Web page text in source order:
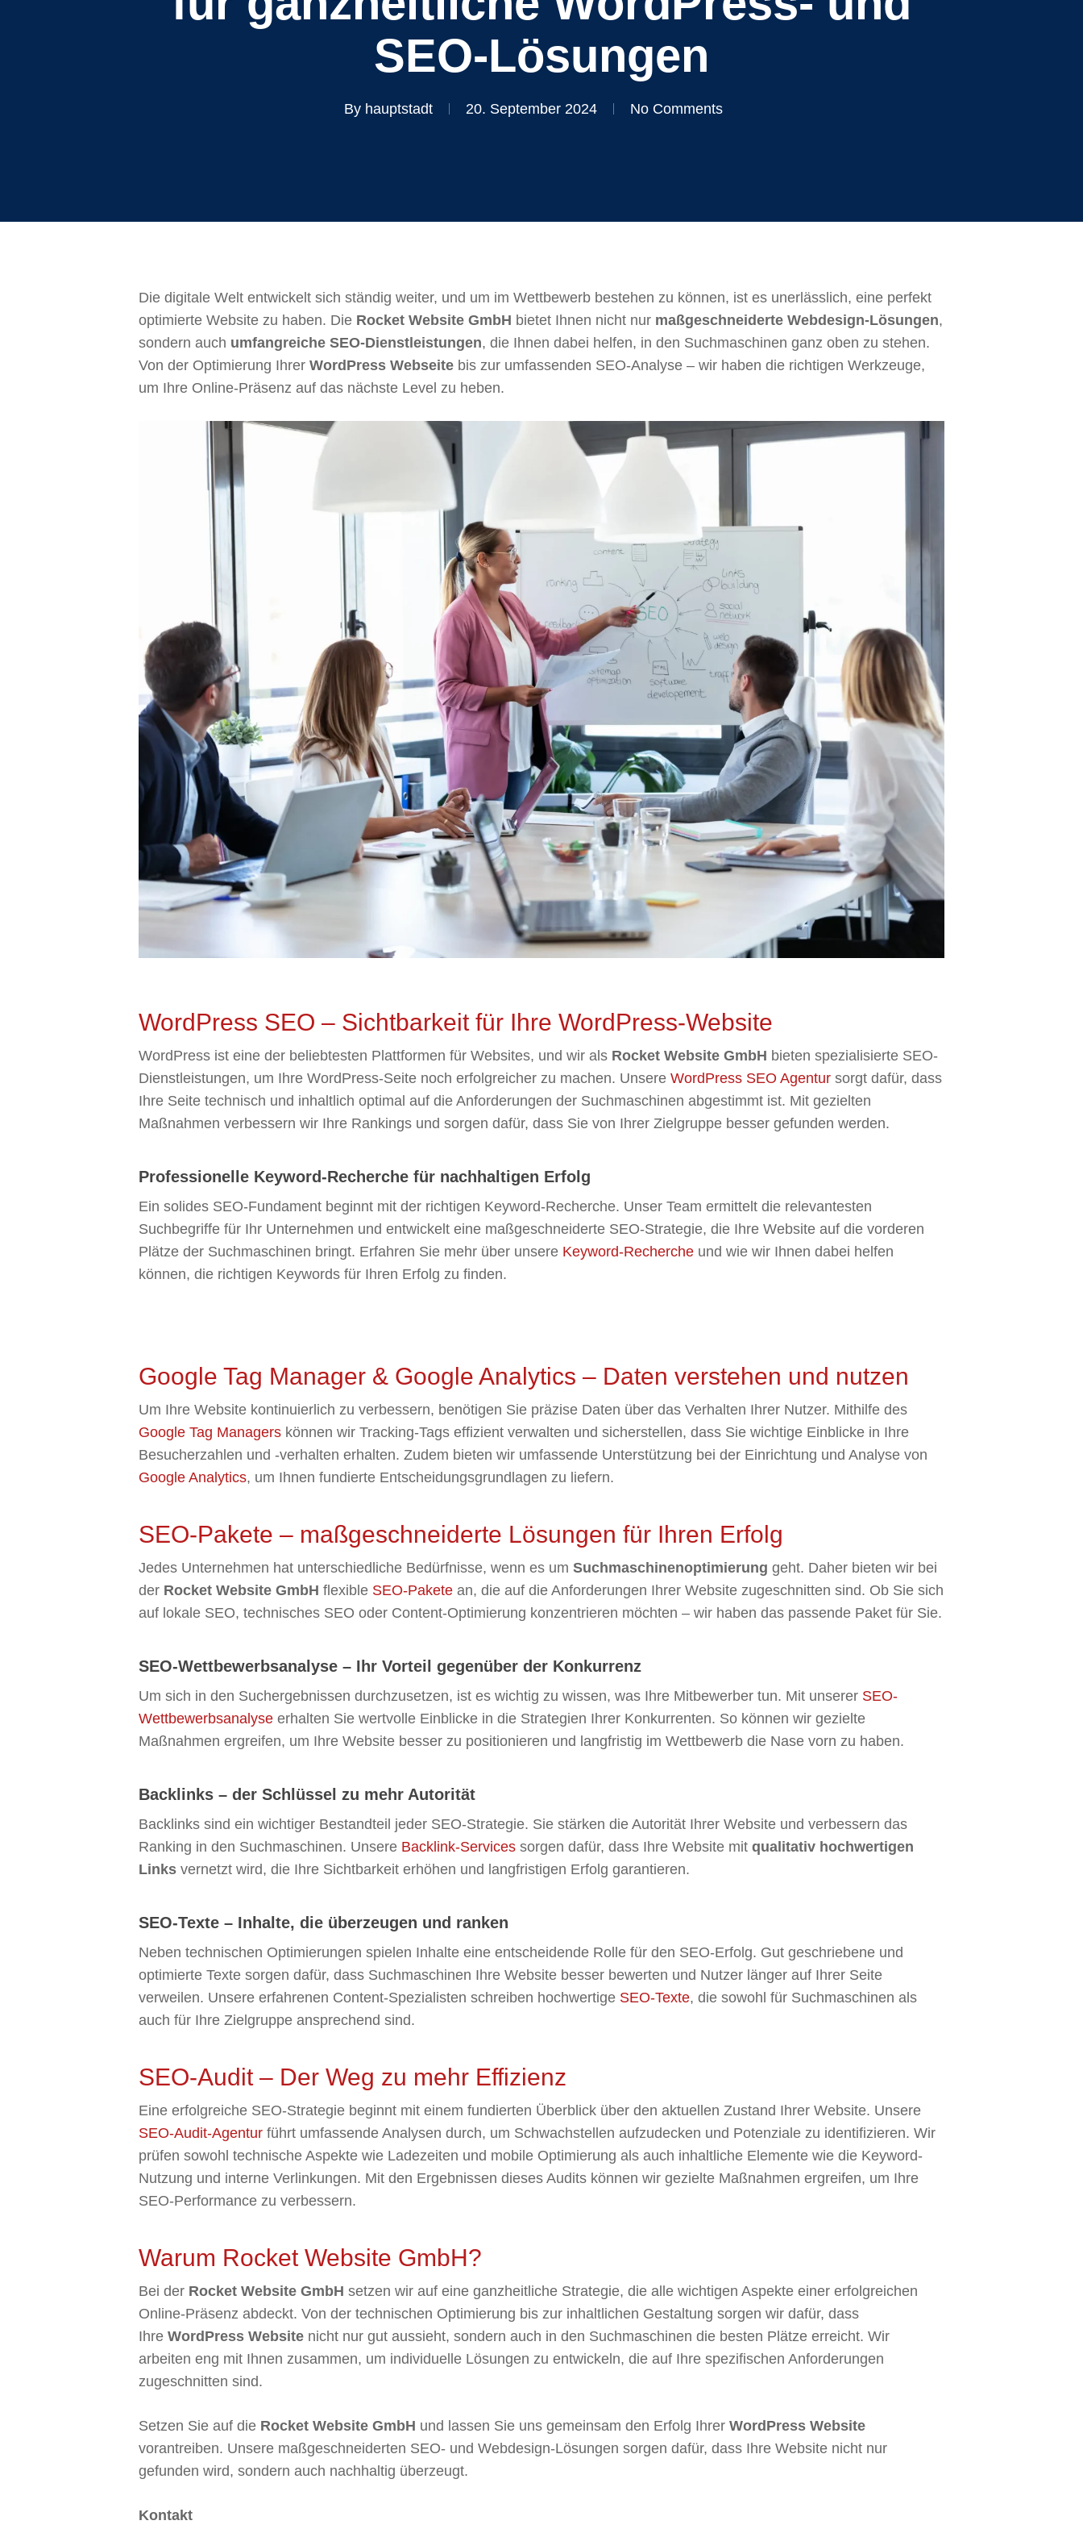
SEO-Lösungen
By hauptstadt 20. September 2024 No Comments
Die digitale Welt entwickelt sich ständig weiter, und um im Wettbewerb bestehen zu können, ist es unerlässlich, eine perfekt
optimierte Website zu haben. Die Rocket Website GmbH bietet Ihnen nicht nur maßgeschneiderte Webdesign-Lösungen,
sondern auch umfangreiche SEO-Dienstleistungen, die Ihnen dabei helfen, in den Suchmaschinen ganz oben zu stehen.
Von der Optimierung IhrerWordPress Webseite bis zur umfassenden SEO-Analyse – wir haben die richtigen Werkzeuge,
um Ihre Online-Präsenz auf das nächste Level zu heben.
WordPress SEO – Sichtbarkeit für Ihre WordPress-Website
WordPress ist eine der beliebtesten Plattformen für Websites, und wir als Rocket Website GmbH bieten spezialisierte SEO-
Dienstleistungen, um Ihre WordPress-Seite noch erfolgreicher zu machen. UnsereWordPress SEO Agentur sorgt dafür, dass
Ihre Seite technisch und inhaltlich optimal auf die Anforderungen der Suchmaschinen abgestimmt ist. Mit gezielten
Maßnahmen verbessern wir Ihre Rankings und sorgen dafür, dass Sie von Ihrer Zielgruppe besser gefunden werden.
Professionelle Keyword-Recherche für nachhaltigen Erfolg
Ein solides SEO-Fundament beginnt mit der richtigen Keyword-Recherche. Unser Team ermittelt die relevantesten
Suchbegriffe für Ihr Unternehmen und entwickelt eine maßgeschneiderte SEO-Strategie, die Ihre Website auf die vorderen
Plätze der Suchmaschinen bringt. Erfahren Sie mehr über unsere Keyword-Recherche und wie wir Ihnen dabei helfen
können, die richtigen Keywords für Ihren Erfolg zu finden.
Google Tag Manager & Google Analytics – Daten verstehen und nutzen
Um Ihre Website kontinuierlich zu verbessern, benötigen Sie präzise Daten über das Verhalten Ihrer Nutzer. Mithilfe des
Google Tag Managers können wir Tracking-Tags effizient verwalten und sicherstellen, dass Sie wichtige Einblicke in Ihre
Besucherzahlen und -verhalten erhalten. Zudem bieten wir umfassende Unterstützung bei der Einrichtung und Analyse von
Google Analytics, um Ihnen fundierte Entscheidungsgrundlagen zu liefern.
SEO-Pakete – maßgeschneiderte Lösungen für Ihren Erfolg
Jedes Unternehmen hat unterschiedliche Bedürfnisse, wenn es umSuchmaschinenoptimierung geht. Daher bieten wir bei
der Rocket Website GmbH flexible SEO-Pakete an, die auf die Anforderungen Ihrer Website zugeschnitten sind. Ob Sie sich
auf lokale SEO, technisches SEO oder Content-Optimierung konzentrieren möchten – wir haben das passende Paket für Sie.
SEO-Wettbewerbsanalyse – Ihr Vorteil gegenüber der Konkurrenz
Um sich in den Suchergebnissen durchzusetzen, ist es wichtig zu wissen, was Ihre Mitbewerber tun. Mit unserer SEO-
Wettbewerbsanalyse erhalten Sie wertvolle Einblicke in die Strategien Ihrer Konkurrenten. So können wir gezielte
Maßnahmen ergreifen, um Ihre Website besser zu positionieren und langfristig im Wettbewerb die Nase vorn zu haben.
Backlinks – der Schlüssel zu mehr Autorität
Backlinks sind ein wichtiger Bestandteil jeder SEO-Strategie. Sie stärken die Autorität Ihrer Website und verbessern das
Ranking in den Suchmaschinen. Unsere Backlink-Services sorgen dafür, dass Ihre Website mitqualitativ hochwertigen
Links vernetzt wird, die Ihre Sichtbarkeit erhöhen und langfristigen Erfolg garantieren.
SEO-Texte – Inhalte, die überzeugen und ranken
Neben technischen Optimierungen spielen Inhalte eine entscheidende Rolle für den SEO-Erfolg. Gut geschriebene und
optimierte Texte sorgen dafür, dass Suchmaschinen Ihre Website besser bewerten und Nutzer länger auf Ihrer Seite
verweilen. Unsere erfahrenen Content-Spezialisten schreiben hochwertige SEO-Texte, die sowohl für Suchmaschinen als
auch für Ihre Zielgruppe ansprechend sind.
SEO-Audit – Der Weg zu mehr Effizienz
Eine erfolgreiche SEO-Strategie beginnt mit einem fundierten Überblick über den aktuellen Zustand Ihrer Website. Unsere
SEO-Audit-Agentur führt umfassende Analysen durch, um Schwachstellen aufzudecken und Potenziale zu identifizieren. Wir
prüfen sowohl technische Aspekte wie Ladezeiten und mobile Optimierung als auch inhaltliche Elemente wie die Keyword-
Nutzung und interne Verlinkungen. Mit den Ergebnissen dieses Audits können wir gezielte Maßnahmen ergreifen, um Ihre
SEO-Performance zu verbessern.
Warum Rocket Website GmbH?
Bei der Rocket Website GmbH setzen wir auf eine ganzheitliche Strategie, die alle wichtigen Aspekte einer erfolgreichen
Online-Präsenz abdeckt. Von der technischen Optimierung bis zur inhaltlichen Gestaltung sorgen wir dafür, dass
IhreWordPress Website nicht nur gut aussieht, sondern auch in den Suchmaschinen die besten Plätze erreicht. Wir
arbeiten eng mit Ihnen zusammen, um individuelle Lösungen zu entwickeln, die auf Ihre spezifischen Anforderungen
zugeschnitten sind.
Setzen Sie auf die Rocket Website GmbH und lassen Sie uns gemeinsam den Erfolg IhrerWordPress Website
vorantreiben. Unsere maßgeschneiderten SEO- und Webdesign-Lösungen sorgen dafür, dass Ihre Website nicht nur
gefunden wird, sondern auch nachhaltig überzeugt.
Kontakt